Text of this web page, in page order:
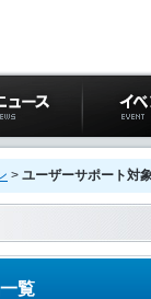
イベント
> ユーザーサポート対
覧